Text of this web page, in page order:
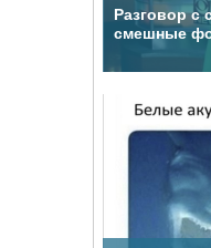
Разговор с
смешные